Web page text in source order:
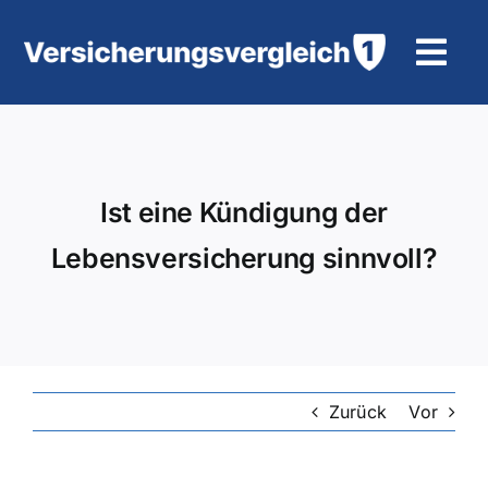
Inhalt
Motorradversicherung
Ist eine Kündigung der
Lebensversicherung sinnvoll?
Zurück Vor